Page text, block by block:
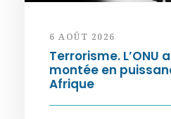
6 AOÛT 2026
Terrorisme. L’ONU
montée en
Afrique